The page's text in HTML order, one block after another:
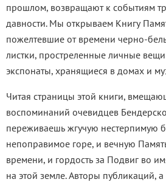
прошлом, возвращают к событиям
давности. Мы открываем Книгу
пожелтевшие от времени черно-
листки, простреленные личные
экспонаты, хранящиеся в домах и
Читая страницы этой книги,
воспоминаний очевидцев
переживаешь жгучую нестерпимую
непоправимое горе, и вечную
времени, и гордость за Подвиг во
на этой земле. Авторы публикаций,